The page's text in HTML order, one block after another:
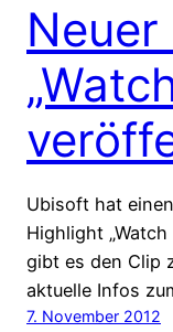
Ubisoft hat
Highlight
gibt es den Clip
aktuelle Infos
7. November 2012